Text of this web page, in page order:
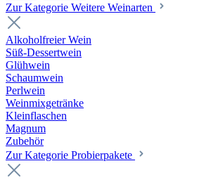
Zur Kategorie Weitere Weinarten
Alkoholfreier Wein
Süß-Dessertwein
Glühwein
Schaumwein
Perlwein
Weinmixgetränke
Kleinflaschen
Magnum
Zubehör
Zur Kategorie Probierpakete